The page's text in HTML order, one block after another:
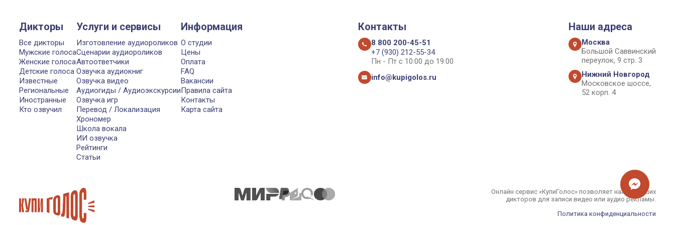
Дикторы
Все дикторы
Мужские голоса
Женские голоса
Детские голоса
Известные
Региональные
Иностранные
Кто озвучил
Услуги и сервисы
Изготовление аудиороликов
Сценарии аудиороликов
Автоответчики
Озвучка аудиокниг
Озвучка видео
Аудиогиды / Аудиоэкскурсии
Озвучка игр
Перевод / Локализация
Хрономер
Школа вокала
ИИ озвучка
Рейтинги
Статьи
Информация
О студии
Цены
Оплата
FAQ
Вакансии
Правила сайта
Контакты
Карта сайта
Контакты
8 800 200-45-51
+7 (930) 212-55-34
Пн - Пт с 10:00 до 19:00
info@kupigolos.ru
Наши адреса
Москва
Большой Саввинский
переулок, 9 стр. 3
Нижний Новгород
Московское шоссе,
52 корп. 4
Онлайн сервис «КупиГолос» позволяет найти лучших
дикторов для записи видео или аудио рекламы.
Политика конфиденциальности